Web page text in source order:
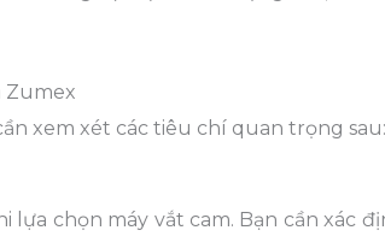
Zumex
xem xét các tiêu chí quan trọng sau:
chọn máy vắt cam. Bạn cần xác